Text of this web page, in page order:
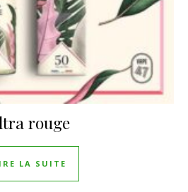
rouge
LA SUITE